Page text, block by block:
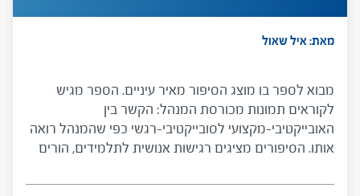
מאת: איל שאול
מבוא לספר בו מוצג הסיפור מאיר עיניים. הספר מגיש
לקוראים תמונות מכורסת המנהל: הקשר בין
האובייקטיבי-מקצועי לסובייקטיבי-רגשי כפי שהמנהל רואה
אותו. הסיפורים מציגים רגישות אנושית לתלמידים, הורים
הקטנים – הכרח בפעולת הניהול. הם מעמידים במרכז את